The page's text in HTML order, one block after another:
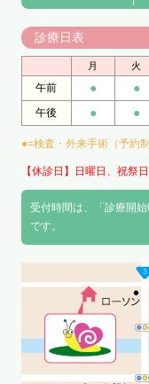
診療日表
月 火
午前 ● ●
午後 ● ●
●=検査・外来手術（予約制
【休診日】日曜日、祝祭日
受付時間は、「診療開
です。